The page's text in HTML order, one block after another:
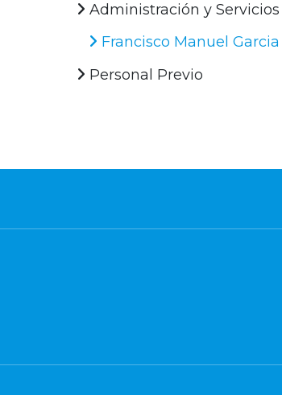
Administración y Servicios
Francisco Manuel
Personal Previo